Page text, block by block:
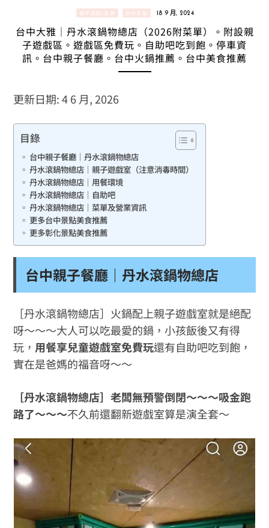
親子景點/美食 台中景點 18 9 月, 2024
台中大雅｜丹水滾鍋物總店（2026附菜單）。附設親
子遊戲區。遊戲區免費玩。自助吧吃到飽。停車資
訊。台中親子餐廳。台中火鍋推薦。台中美食推薦
更新日期: 4 6 月, 2026
目錄
台中親子餐廳｜丹水滾鍋物總店
丹水滾鍋物總店｜親子遊戲室（注意消毒時間）
丹水滾鍋物總店｜用餐環境
丹水滾鍋物總店｜自助吧
丹水滾鍋物總店｜菜單及營業資訊
更多台中景點美食推薦
更多彰化景點美食推薦
台中親子餐廳｜丹水滾鍋物總店
［丹水滾鍋物總店］火鍋配上親子遊戲室就是絕配
呀～～～大人可以吃最愛的鍋，小孩飯後又有得
玩， 用餐享兒童遊戲室免費玩還有自助吧吃到飽，
實在是爸媽的福音呀～～
［丹水滾鍋物總店］老闆無預警倒閉～～～吸金跑
路了～～～不久前還翻新遊戲室算是演全套～